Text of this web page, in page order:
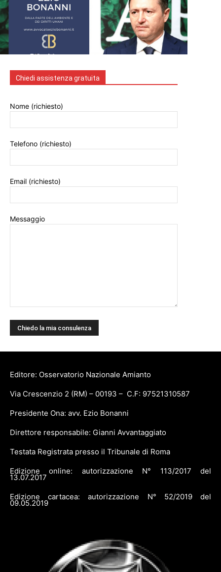
Chiedi assistenza gratuita
Nome (richiesto)
Telefono (richiesto)
Email (richiesto)
Messaggio
Editore: Osservatorio Nazionale Amianto
Via Crescenzio 2 (RM) – 00193 – C.F: 97521310587
Presidente Ona: avv. Ezio Bonanni
Direttore responsabile: Gianni Avvantaggiato
Testata Registrata presso il Tribunale di Roma
Edizione online: autorizzazione N° 113/2017 del
13.07.2017
Edizione cartacea: autorizzazione N° 52/2019 del
09.05.2019